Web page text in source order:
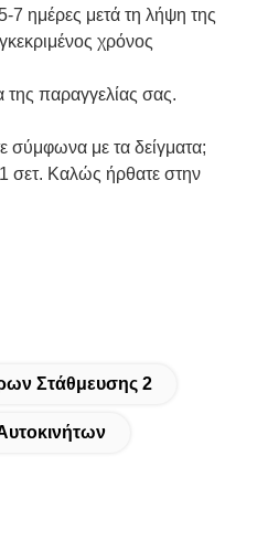
7 ημέρες μετά τη λήψη της
χρόνος
της παραγγελίας σας.
σύμφωνα με τα δείγματα;
σετ. Καλώς ήρθατε στην
Στάθμευσης 2